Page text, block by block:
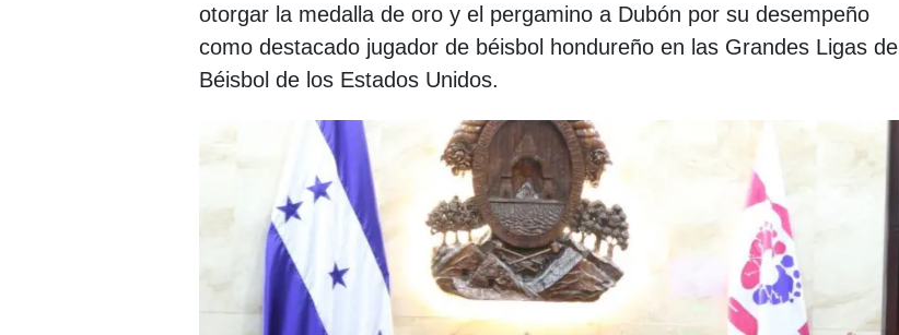
otorgar la medalla de oro y el pergamino a Dubón por su desempeño
como destacado jugador de béisbol hondureño en las Grandes Ligas de
Béisbol de los Estados Unidos.